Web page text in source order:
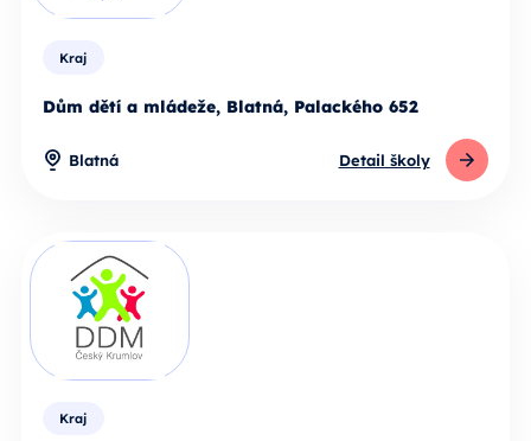
Kraj
Dům dětí a mládeže, Blatná, Palackého 652
Blatná Detail školy
Kraj